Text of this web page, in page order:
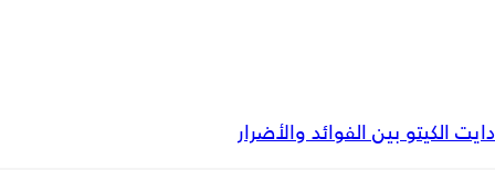
دايت الكيتو بين الفوائد والأضرار